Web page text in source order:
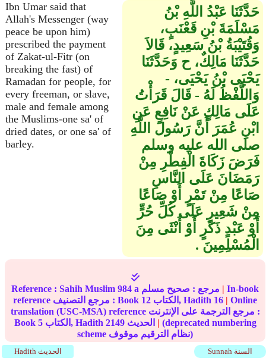
Ibn Umar said that
Allah's Messenger (way
peace be upon him)
prescribed the payment
of Zakat-ul-Fitr (on
breaking the fast) of
Ramadan for people, for
every freeman, or slave,
male and female among
the Muslims-one sa' of
dried dates, or one sa' of
barley.
حَدَّثَنَا عَبْدُ اللَّهِ بْنُ
مَسْلَمَةَ بْنِ قَعْنَبٍ،
وَقُتَيْبَةُ بْنُ سَعِيدٍ، قَالاَ
حَدَّثَنَا مَالِكٌ، ح وَحَدَّثَنَا
يَحْيَى بْنُ يَحْيَى، -
وَاللَّفْظُ لَهُ - قَالَ قَرَأْتُ
عَلَى مَالِكٍ عَنْ نَافِعٍ عَنِ
ابْنِ عُمَرَ أَنَّ رَسُولَ اللَّهِ
صلى الله عليه وسلم
فَرَضَ زَكَاةَ الْفِطْرِ مِنْ
رَمَضَانَ عَلَى النَّاسِ
صَاعًا مِنْ تَمْرٍ أَوْ صَاعًا
مِنْ شَعِيرٍ عَلَى كُلِّ حُرٍّ
أَوْ عَبْدٍ ذَكَرٍ أَوْ أُنْثَى مِنَ
الْمُسْلِمِينَ ‏.‏
Reference : Sahih Muslim 984 a مرجع : صحيح مسلم | In-book
reference مرجع التصنيف : Book 12 الكتاب, Hadith 16 | Online
translation (USC-MSA) reference مرجع الترجمة على الإنترنت :
Book 5 الكتاب, Hadith 2149 | (deprecated numbering
scheme نظام الترقيم موقوف)
Sunnah السنة Hadith الحديث